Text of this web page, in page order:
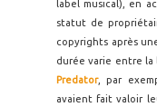
label musical), en
statut de
copyrights après
durée varie entre la
Predator, par
avaient fait valoir